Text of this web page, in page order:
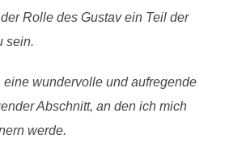
Rolle des Gustav ein Teil der
sein.
wundervolle und aufregende
Abschnitt, an den ich mich
werde.